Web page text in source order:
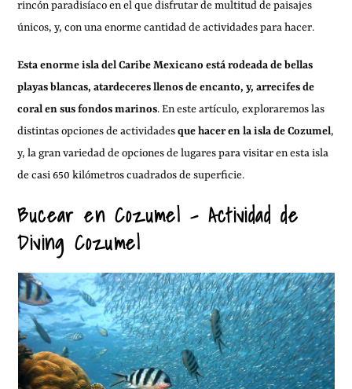
rincón paradisíaco en el que disfrutar de multitud de paisajes
únicos, y, con una enorme cantidad de actividades para hacer.
Esta enorme isla del Caribe Mexicano está rodeada de bellas
playas blancas, atardeceres llenos de encanto, y, arrecifes de
coral en sus fondos marinos. En este artículo, exploraremos las
distintas opciones de actividadesque hacer en la isla de Cozumel,
y, la gran variedad de opciones de lugares para visitar en esta isla
de casi 650 kilómetros cuadrados de superficie.
Bucear en Cozumel – Actividad de
Diving Cozumel